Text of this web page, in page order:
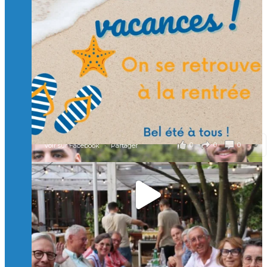
et contribuons ensemble à former les générations
d’ingénieurs de demain. 🙏
Merci à tous !
🎯 Taxe d’apprentissage 2026 : avec l'Isep, investissez pour
un numérique au service de l'humain !
À l’Isep, nous formons des ingénieurs, des bachelors, des
Mastères Spécialisés, qui allient excellence technologique et
valeurs humaines, au cœur de notre pro
...Voir plus
il y a 2 mois
0 0 0
Voir sur Facebook · Partager
🚀Afterwork à Genève 🚀
🥳 Le 22 avril dernier, 14 Alumni vivant / travaillant
en Suisse ont partagé un moment convivial de
retrouvailles et d'échanges !
Merci à tous pour votre présence et à Alexandre